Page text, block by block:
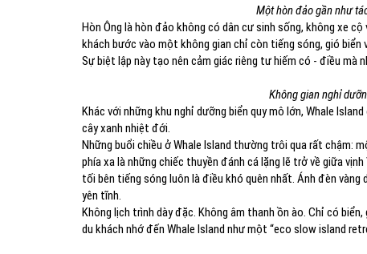
Một hòn đảo gần như
Hòn Ông là hòn đảo không có dân cư sinh sống, không xe
khách bước vào một không gian chỉ còn tiếng sóng, gió biển
Sự biệt lập này tạo nên cảm giác riêng tư hiếm có - điều mà
Không gian nghỉ
Khác với những khu nghỉ dưỡng biển quy mô lớn, Whale
cây xanh nhiệt đới.
Những buổi chiều ở Whale Island thường trôi qua rất chậm:
phía xa là những chiếc thuyền đánh cá lặng lẽ trở về giữa
tối bên tiếng sóng luôn là điều khó quên nhất. Ánh đèn
yên tĩnh.
Không lịch trình dày đặc. Không âm thanh ồn ào. Chỉ có
du khách nhớ đến Whale Island như một “eco slow island